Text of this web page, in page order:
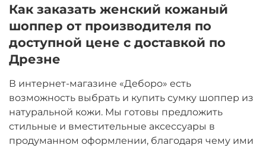
Как заказать женский кожаный
шоппер от производителя по
доступной цене с доставкой по
Дрезне
В интернет-магазине «Деборо» есть
возможность выбрать и купить сумку шоппер из
натуральной кожи. Мы готовы предложить
стильные и вместительные аксессуары в
продуманном оформлении, благодаря чему ими